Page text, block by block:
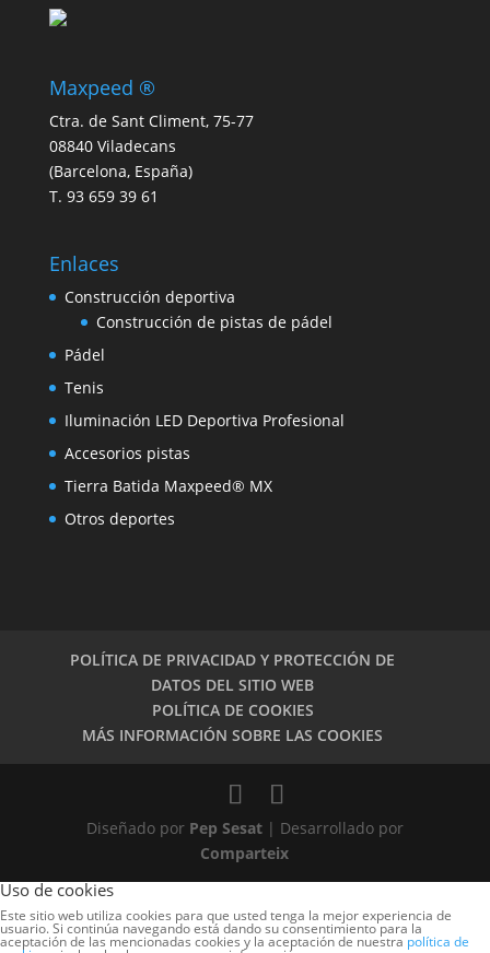
Maxpeed ®
Ctra. de Sant Climent, 75-77
08840 Viladecans
(Barcelona, España)
T. 93 659 39 61
Enlaces
Construcción deportiva
Construcción de pistas de pádel
Pádel
Tenis
Iluminación LED Deportiva Profesional
Accesorios pistas
Tierra Batida Maxpeed® MX
Otros deportes
POLÍTICA DE PRIVACIDAD Y PROTECCIÓN DE
DATOS DEL SITIO WEB
POLÍTICA DE COOKIES
MÁS INFORMACIÓN SOBRE LAS COOKIES
Diseñado por Pep Sesat| Desarrollado por
Comparteix
Uso de cookies
Este sitio web utiliza cookies para que usted tenga la mejor experiencia de
usuario. Si continúa navegando está dando su consentimiento para la
aceptación de las mencionadas cookies y la aceptación de nuestra política de